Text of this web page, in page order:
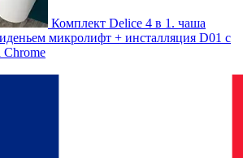
Комплект Delice 4 в 1. чаша
микролифт + инсталляция D01 c